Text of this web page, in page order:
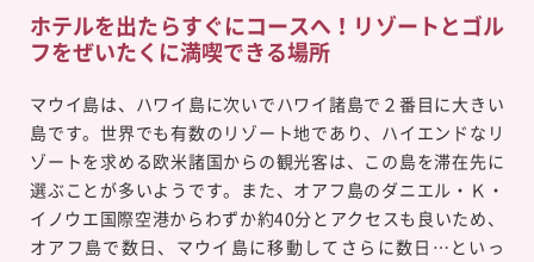
ホテルを出たらすぐにコースへ！ リゾートとゴル
フをぜいたくに満喫できる場所
マウイ島は、ハワイ島に次いでハワイ諸島で２番目に大きい
島です。世界でも有数のリゾート地であり、ハイエンドなリ
ゾートを求める欧米諸国からの観光客は、この島を滞在先に
選ぶことが多いようです。また、オアフ島のダニエル・Ｋ・
イノウエ国際空港からわずか約40分とアクセスも良いため、
オアフ島で数日、マウイ島に移動してさらに数日…といっ